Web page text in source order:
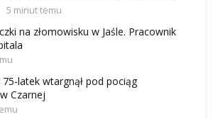
5 minut temu
na złomowisku w Jaśle. Pracownik
latek wtargnął pod pociąg
Czarnej